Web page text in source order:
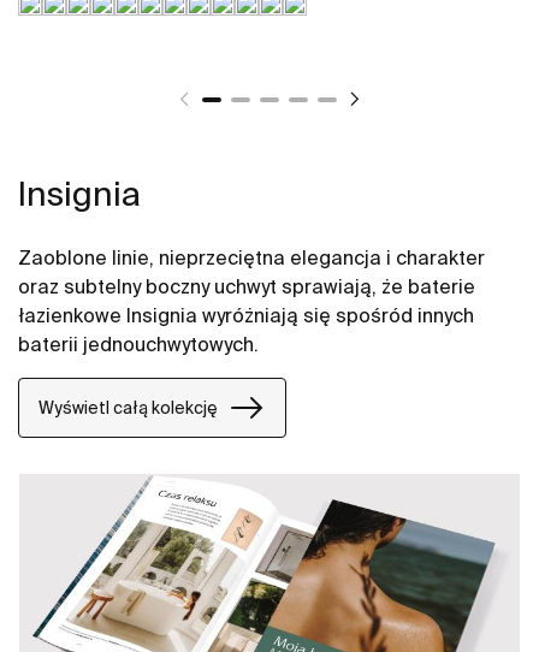
Insignia
Zaoblone linie, nieprzeciętna elegancja i charakter
oraz subtelny boczny uchwyt sprawiają, że baterie
łazienkowe Insignia wyróżniają się spośród innych
baterii jednouchwytowych.
Wyświetl całą kolekcję